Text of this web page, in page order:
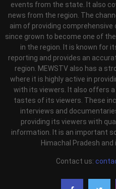
events from the state. It also
news from the region. The
aim of providing
since grown to become one of
in the region. It is known for
reporting and provides an
region. MEWSTV also has a
where it is highly active in
with its viewers. It also offers
tastes of its viewers. These
interviews and
providing its viewers with
information. It is an important
Himachal Pradesh
Contact us: